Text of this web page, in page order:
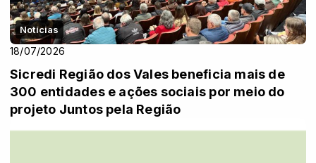
Notícias
18/07/2026
Sicredi Região dos Vales beneficia mais de
300 entidades e ações sociais por meio do
projeto Juntos pela Região